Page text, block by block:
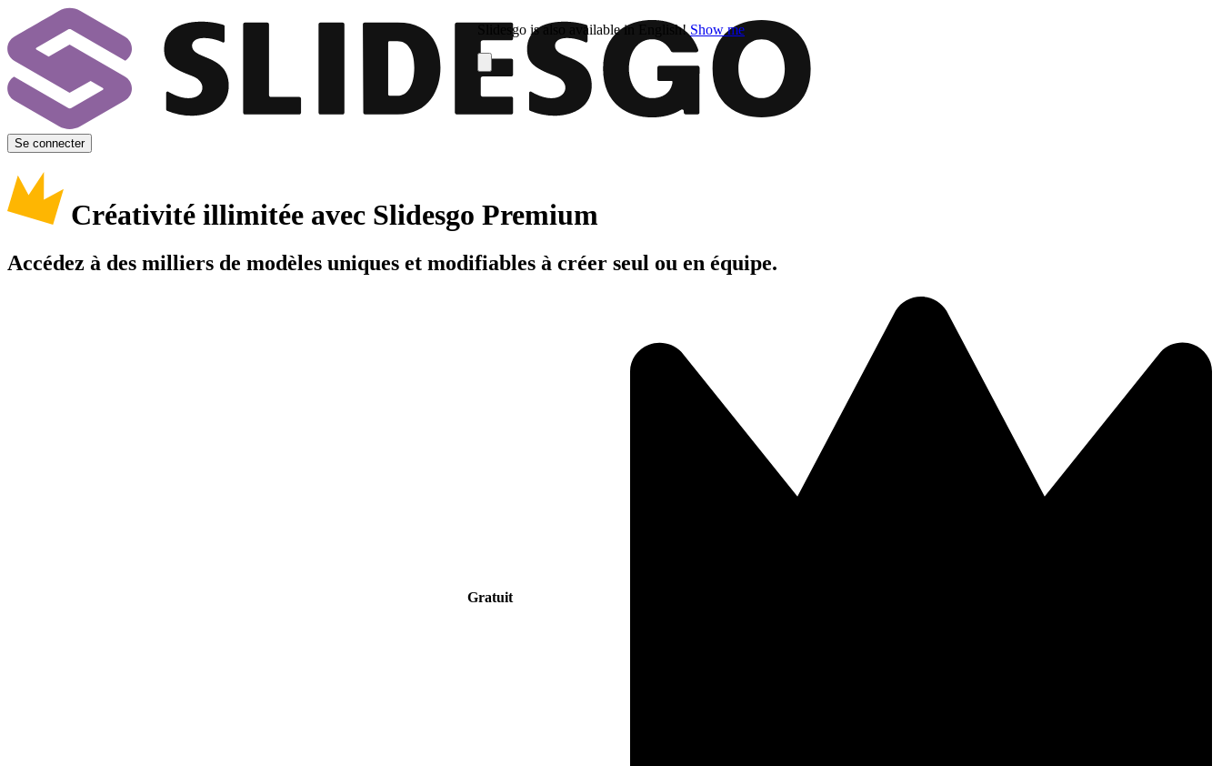
Slidesgo is also available in English! Show me
Se connecter
Créativité illimitée avec Slidesgo Premium
Accédez à des milliers de modèles uniques et modifiables à créer seul ou en équipe.
Gratuit